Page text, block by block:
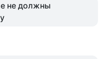
не должны